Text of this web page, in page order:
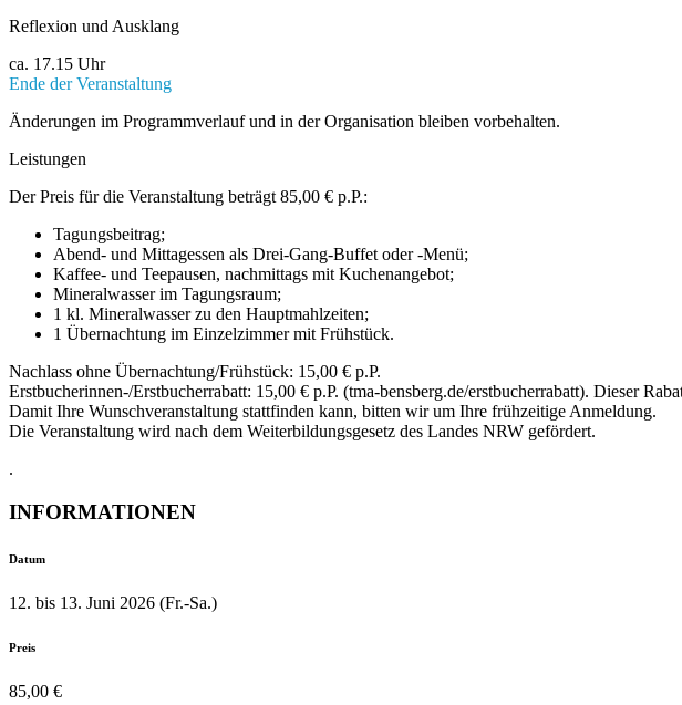
Reflexion und Ausklang
ca. 17.15 Uhr
Ende der Veranstaltung
Änderungen im Programmverlauf und in der Organisation bleiben vorbehalten.
Leistungen
Der Preis für die Veranstaltung beträgt 85,00 € p.P.:
Tagungsbeitrag;
Abend- und Mittagessen als Drei-Gang-Buffet oder -Menü;
Kaffee- und Teepausen, nachmittags mit Kuchenangebot;
Mineralwasser im Tagungsraum;
1 kl. Mineralwasser zu den Hauptmahlzeiten;
1 Übernachtung im Einzelzimmer mit Frühstück.
Nachlass ohne Übernachtung/Frühstück: 15,00 € p.P.
Erstbucherinnen-/Erstbucherrabatt: 15,00 € p.P. (tma-bensberg.de/erstbucherrabatt). Dieser
Damit Ihre Wunschveranstaltung stattfinden kann, bitten wir um Ihre frühzeitige Anmeldung.
Die Veranstaltung wird nach dem Weiterbildungsgesetz des Landes NRW gefördert.
.
INFORMATIONEN
Datum
12. bis 13. Juni 2026 (Fr.-Sa.)
Preis
85,00 €